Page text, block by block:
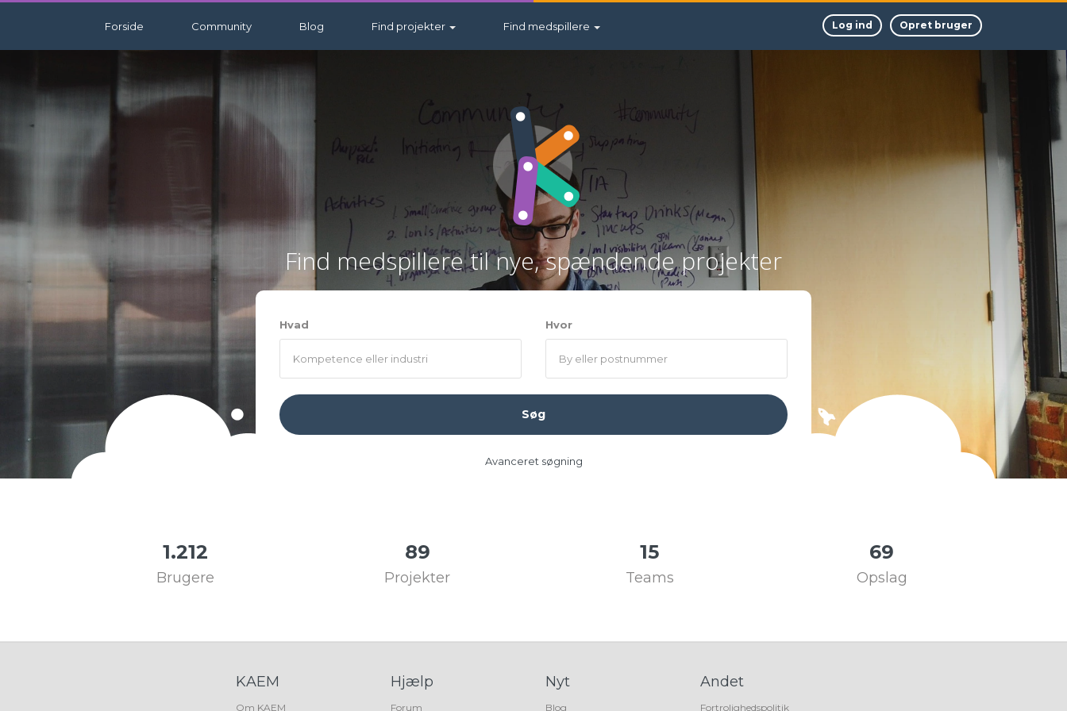
Forside Community Blog Find projekter Find medspillere Log ind Opret bruger
Find medspillere til nye, spændende projekter
Hvad Hvor
Søg
Avanceret søgning
1.212
Brugere
89
Projekter
15
Teams
69
Opslag
KAEM
Om KAEM
Hjælp
Forum
Nyt
Blog
Andet
Fortrolighedspolitik